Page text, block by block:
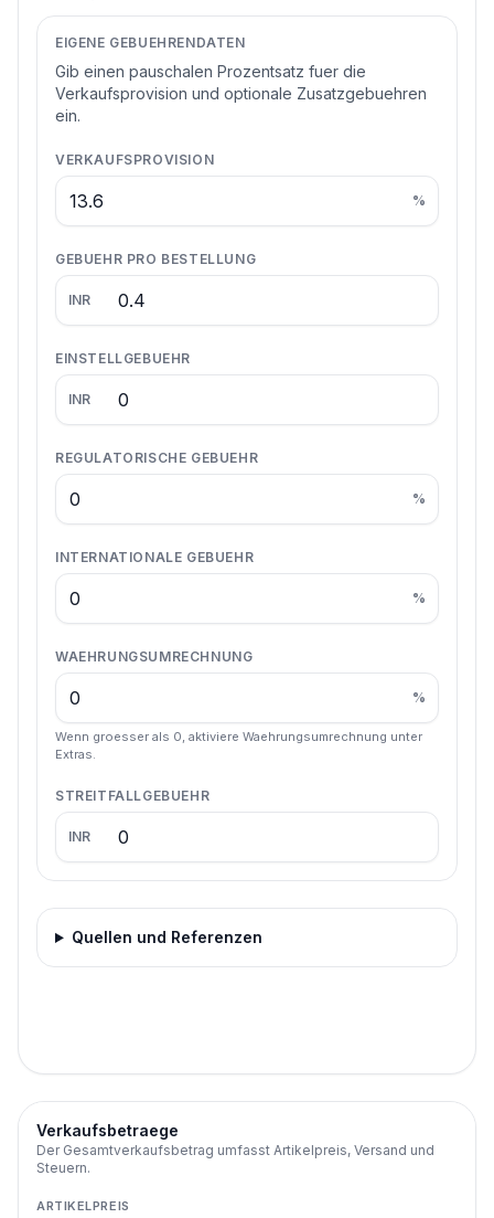
EIGENE GEBUEHRENDATEN
Gib einen pauschalen Prozentsatz fuer die
Verkaufsprovision und optionale Zusatzgebuehren
ein.
VERKAUFSPROVISION
%
GEBUEHR PRO BESTELLUNG
INR
EINSTELLGEBUEHR
INR
REGULATORISCHE GEBUEHR
%
INTERNATIONALE GEBUEHR
%
WAEHRUNGSUMRECHNUNG
%
Wenn groesser als 0, aktiviere Waehrungsumrechnung unter
Extras.
STREITFALLGEBUEHR
INR
Quellen und Referenzen
Verkaufsbetraege
Der Gesamtverkaufsbetrag umfasst Artikelpreis, Versand und
Steuern.
ARTIKELPREIS